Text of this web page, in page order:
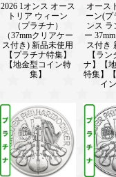
2026 1オンス オース
トリア ウィーン
（プラチナ）
（37mmクリアケー
ス付き) 新品未使用
【プラチナ特集】
【地金型コイン特
集】
オース
ーン(プ
ンス ラ
ー
ス付き
【ラ
ナ】【
特集】
イ